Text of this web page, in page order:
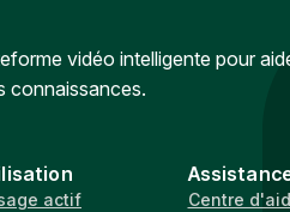
vidéo intelligente pour
connaissances.
actif
Centre